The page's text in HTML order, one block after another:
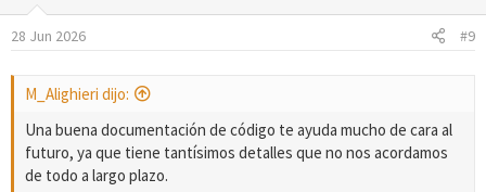
28 Jun 2026 #9
M_Alighieri dijo:
Una buena documentación de código te ayuda mucho de cara al
futuro, ya que tiene tantísimos detalles que no nos acordamos
de todo a largo plazo.